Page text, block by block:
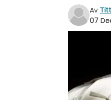
Av
07